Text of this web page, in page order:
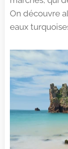
On découvre
eaux